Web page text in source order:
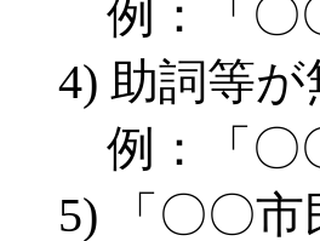
例：「〇
4) 助詞等
例：「〇
5) 「〇〇